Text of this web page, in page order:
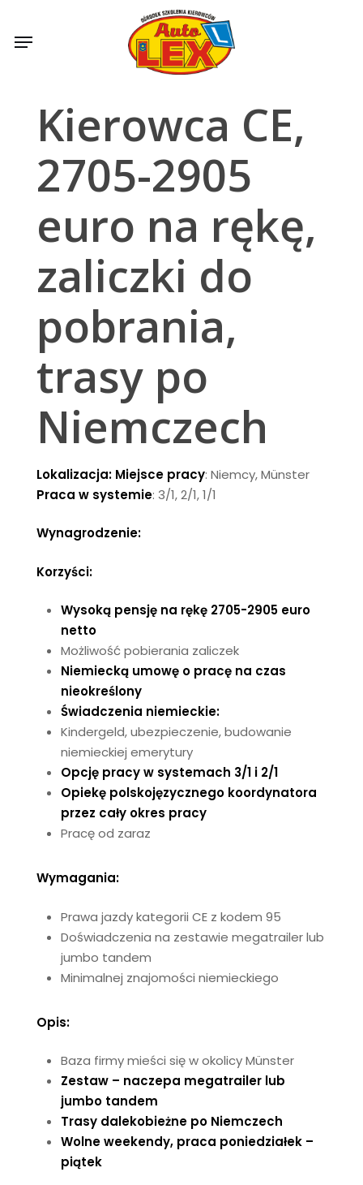
main
Menu
Kierowca CE,
2705-2905
euro na rękę,
zaliczki do
pobrania,
trasy po
Niemczech
Lokalizacja: Miejsce pracy: Niemcy, Münster
Praca w systemie: 3/1, 2/1, 1/1
Wynagrodzenie:
Korzyści:
Wysoką pensję na rękę 2705-2905 euro
netto
Możliwość pobierania zaliczek
Niemiecką umowę o pracę na czas
nieokreślony
Świadczenia niemieckie:
Kindergeld, ubezpieczenie, budowanie
niemieckiej emerytury
Opcję pracy w systemach 3/1 i 2/1
Opiekę polskojęzycznego koordynatora
przez cały okres pracy
Pracę od zaraz
Wymagania:
Prawa jazdy kategorii CE z kodem 95
Doświadczenia na zestawie megatrailerlub
jumbo tandem
Minimalnej znajomości niemieckiego
Opis:
Baza firmy mieści się w okolicyMünster
Zestaw – naczepa megatrailer lub
jumbo tandem
Trasy dalekobieżne po Niemczech
Wolne weekendy, praca poniedziałek –
piątek